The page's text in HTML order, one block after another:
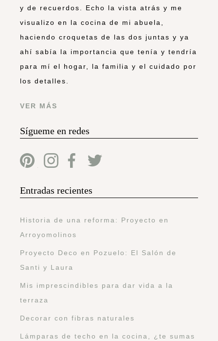
y de recuerdos. Echo la vista atrás y me
visualizo en la cocina de mi abuela,
haciendo croquetas de las dos juntas y ya
ahí sabía la importancia que tenía y tendría
para mí el hogar, la familia y el cuidado por
los detalles.
VER MÁS
Sígueme en redes
Entradas recientes
Historia de una reforma: Proyecto en
Arroyomolinos
Proyecto Deco en Pozuelo: El Salón de
Santi y Laura
Mis imprescindibles para dar vida a la
terraza
Decorar con fibras naturales
Lámparas de techo en la cocina, ¿te sumas